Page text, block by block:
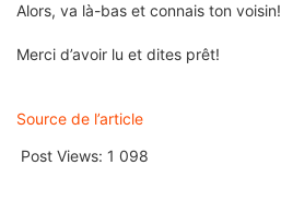
Alors, va là-bas et connais ton voisin!
Merci d’avoir lu et dites prêt!
Source de l’article
Post Views: 1 098